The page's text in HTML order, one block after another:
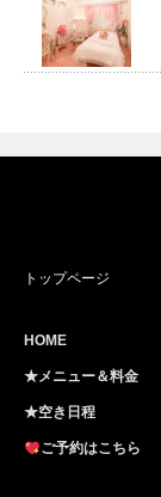
トップページ
HOME
★メニュー＆料金
★空き日程
ご予約はこちら